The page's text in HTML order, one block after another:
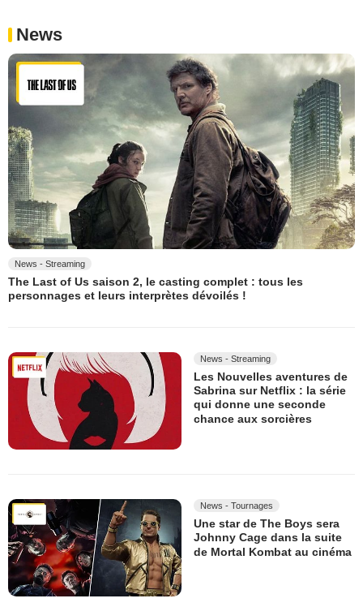
News
News - Streaming
The Last of Us saison 2, le casting complet : tous les
personnages et leurs interprètes dévoilés !
News - Streaming
Les Nouvelles aventures de
Sabrina sur Netflix : la série
qui donne une seconde
chance aux sorcières
News - Tournages
Une star de The Boys sera
Johnny Cage dans la suite
de Mortal Kombat au cinéma